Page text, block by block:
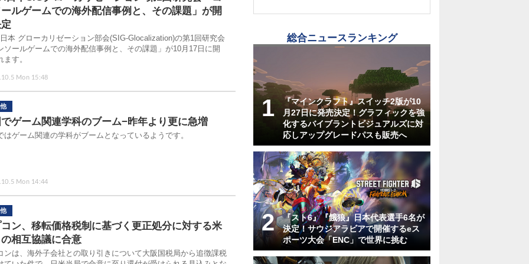
Mon 15:48
ルゲームでの海外配信事例と、その課題」が開
本 グローカリゼーション部会(SIG-Glocalization)の第1回研究会
ソールゲームでの海外配信事例と、その課題」が10月17日に開
ます。
Mon 14:44
ゲーム関連学科のブーム−昨年より更に急増
はゲーム関連の学科がブームとなっているようです。
ン、移転価格税制に基づく更正処分に対する米
相互協議に合意
ンは、海外子会社との取り引きについて大阪国税局から追徴課税
総合ニュースランキング
『マインクラフト』スイッチ2版が10
月27日に発売決定！グラフィックを強
化するバイブラントビジュアルズに対
応しアップグレードパスも販売へ
『スト6』『餓狼』日本代表選手6名が
決定！サウジアラビアで開催するeス
ポーツ大会「ENC」で世界に挑む